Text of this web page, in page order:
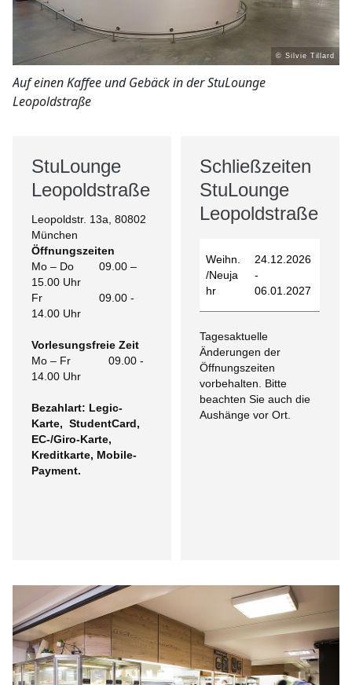
© Silvie Tillard
Auf einen Kaffee und Gebäck in der StuLounge
Leopoldstraße
StuLounge
Leopoldstraße
Leopoldstr. 13a, 80802
München
Öffnungszeiten
Mo – Do 09.00 –
15.00 Uhr
Fr 09.00 -
14.00 Uhr
Vorlesungsfreie Zeit
Mo – Fr 09.00 -
14.00 Uhr
Bezahlart: Legic-
Karte, StudentCard,
EC-/Giro-Karte,
Kreditkarte, Mobile-
Payment.
Schließzeiten
StuLounge
Leopoldstraße
Weihn.
/Neuja
hr
24.12.2026
-
06.01.2027
Tagesaktuelle
Änderungen der
Öffnungszeiten
vorbehalten. Bitte
beachten Sie auch die
Aushänge vor Ort.